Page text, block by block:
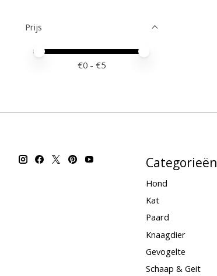
Prijs
Minimale prijswaarde
Price maximum value
€0 - €5
Categorieën
Hond
Kat
Paard
Knaagdier
Gevogelte
Schaap & Geit